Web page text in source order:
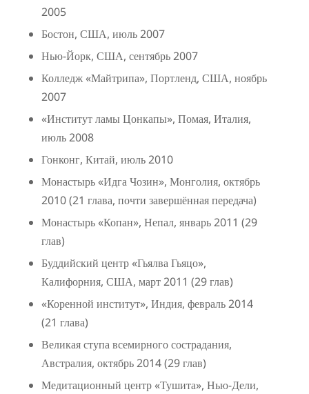
2005
Бостон, США, июль 2007
Нью-Йорк, США, сентябрь 2007
Колледж «Майтрипа», Портленд, США, ноябрь
2007
«Институт ламы Цонкапы», Помая, Италия,
июль 2008
Гонконг, Китай, июль 2010
Монастырь «Идга Чозин», Монголия, октябрь
2010 (21 глава, почти завершённая передача)
Монастырь «Копан», Непал, январь 2011 (29
глав)
Буддийский центр «Гьялва Гьяцо»,
Калифорния, США, март 2011 (29 глав)
«Коренной институт», Индия, февраль 2014
(21 глава)
Великая ступа всемирного сострадания,
Австралия, октябрь 2014 (29 глав)
Медитационный центр «Тушита», Нью-Дели,